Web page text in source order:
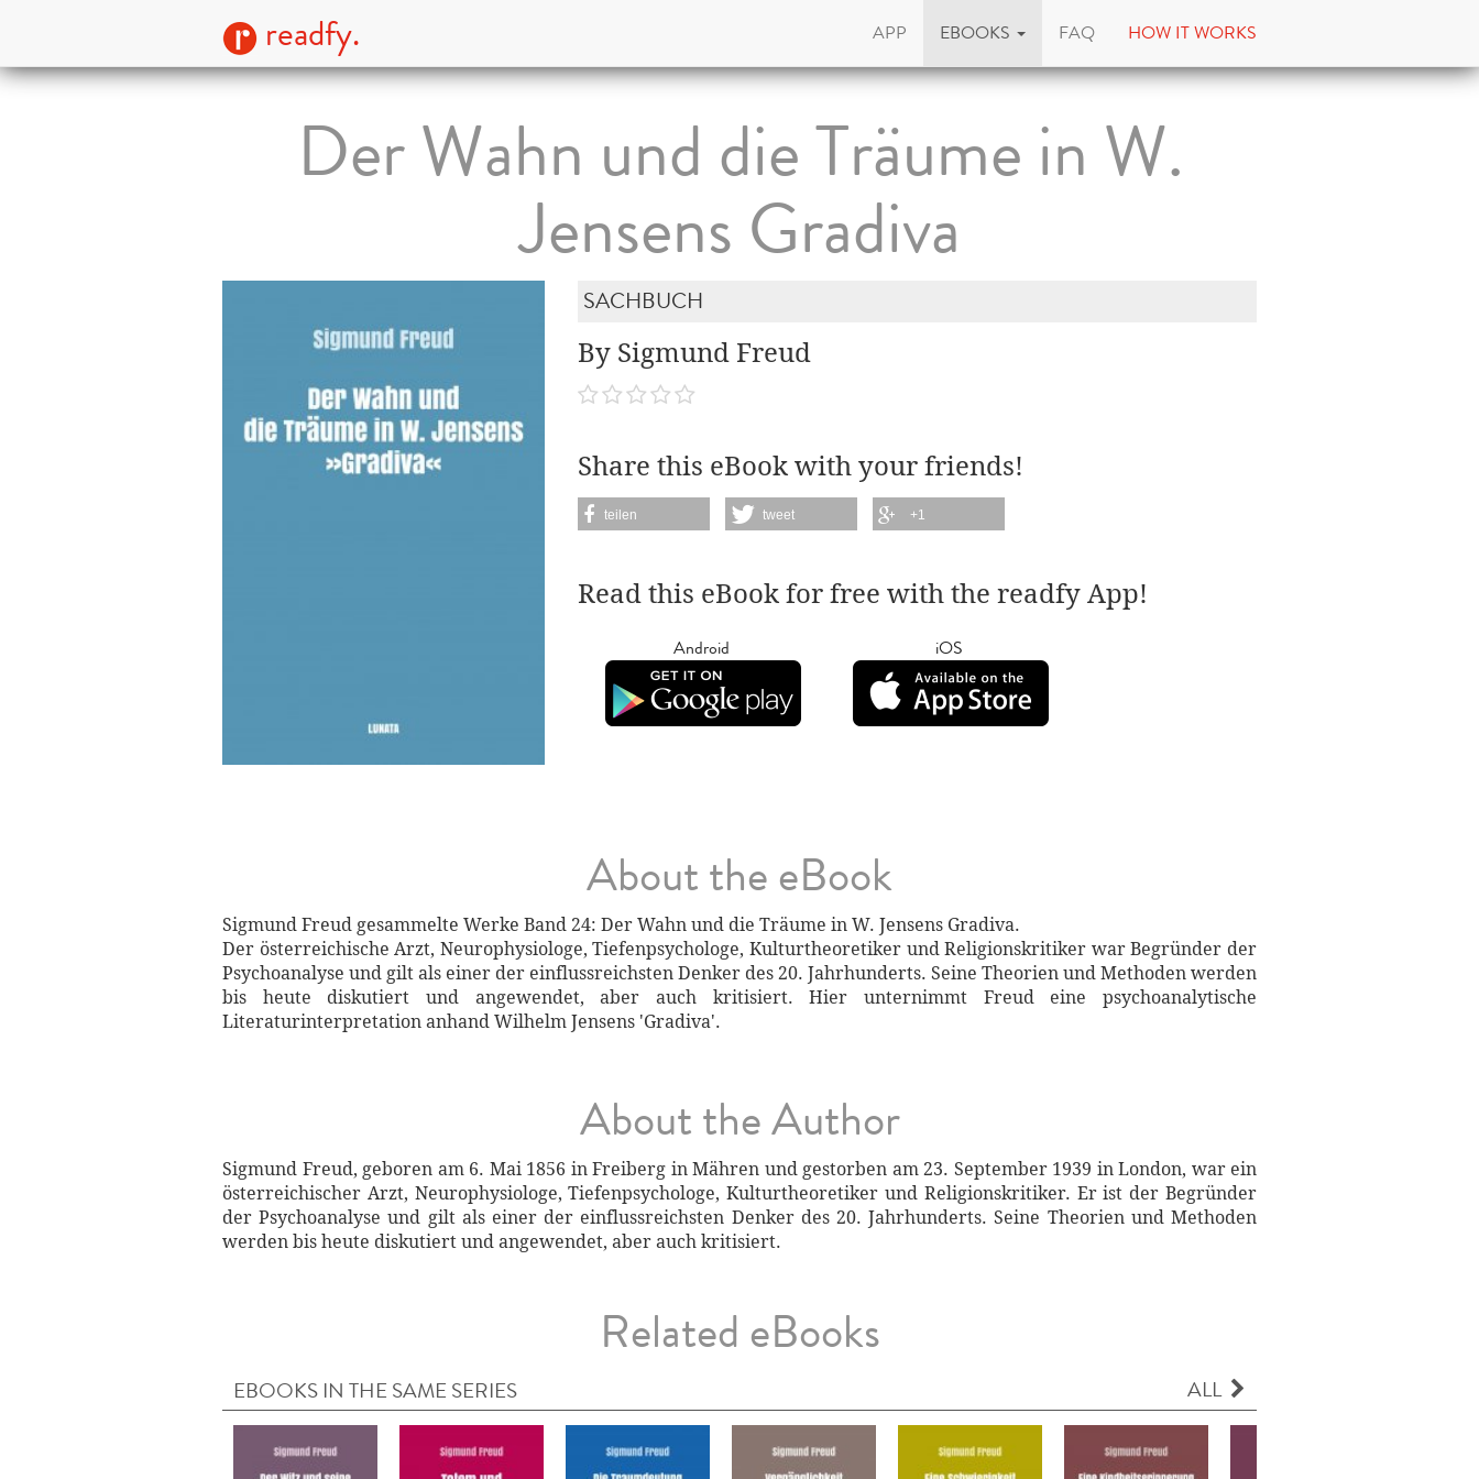
readfy. APP EBOOKS FAQ HOW IT WORKS
Der Wahn und die Träume in W.
Jensens Gradiva
SACHBUCH
By Sigmund Freud
Share this eBook with your friends!
teilen tweet +1
Read this eBook for free with the readfy App!
Android iOS
About the eBook
Sigmund Freud gesammelte Werke Band 24: Der Wahn und die Träume in W. Jensens Gradiva.
Der österreichische Arzt, Neurophysiologe, Tiefenpsychologe, Kulturtheoretiker und Religionskritiker war Begründer der
Psychoanalyse und gilt als einer der einflussreichsten Denker des 20. Jahrhunderts. Seine Theorien und Methoden werden
bis heute diskutiert und angewendet, aber auch kritisiert. Hier unternimmt Freud eine psychoanalytische
Literaturinterpretation anhand Wilhelm Jensens 'Gradiva'.
About the Author
Sigmund Freud, geboren am 6. Mai 1856 in Freiberg in Mähren und gestorben am 23. September 1939 in London, war ein
österreichischer Arzt, Neurophysiologe, Tiefenpsychologe, Kulturtheoretiker und Religionskritiker. Er ist der Begründer
der Psychoanalyse und gilt als einer der einflussreichsten Denker des 20. Jahrhunderts. Seine Theorien und Methoden
werden bis heute diskutiert und angewendet, aber auch kritisiert.
Related eBooks
EBOOKS IN THE SAME SERIES ALL